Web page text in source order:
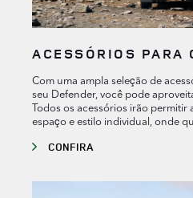
ACESSÓRIOS PARA
Com uma ampla seleção de
seu Defender, você pode
Todos os acessórios irão permitir
espaço e estilo individual, onde
CONFIRA